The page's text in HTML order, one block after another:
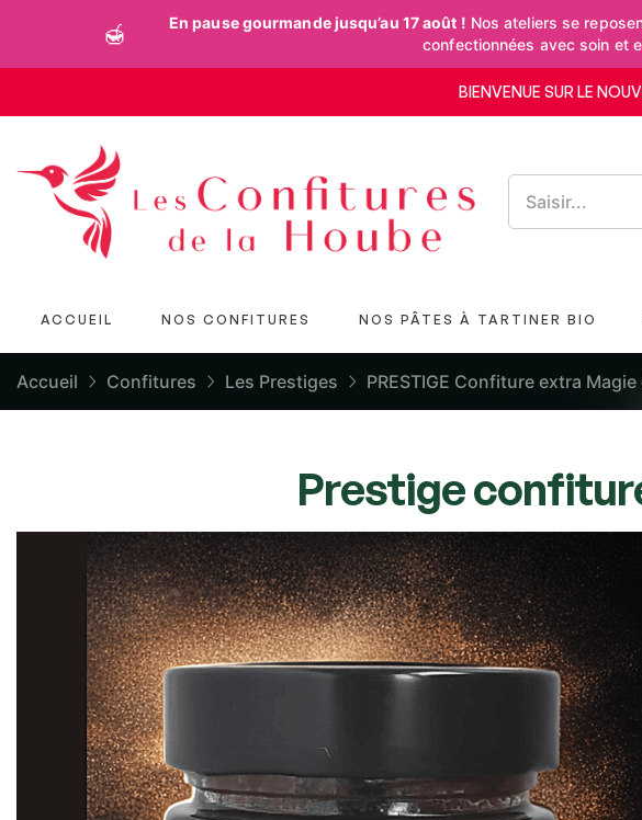
🍯 En pause gourmande jusqu’au 17 août ! Nos ateliers se
confectionnées avec soin et
BIENVENUE SUR LE
ACCUEIL NOS CONFITURES NOS PÂTES À TARTINER BIO
Accueil Confitures Les Prestiges PRESTIGE Confiture extra
Prestige